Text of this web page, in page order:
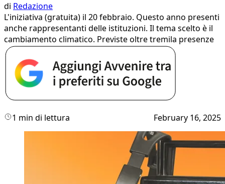
di Redazione
L'iniziativa (gratuita) il 20 febbraio. Questo anno presenti
anche rappresentanti delle istituzioni. Il tema scelto è il
cambiamento climatico. Previste oltre tremila presenze
1 min di lettura February 16, 2025